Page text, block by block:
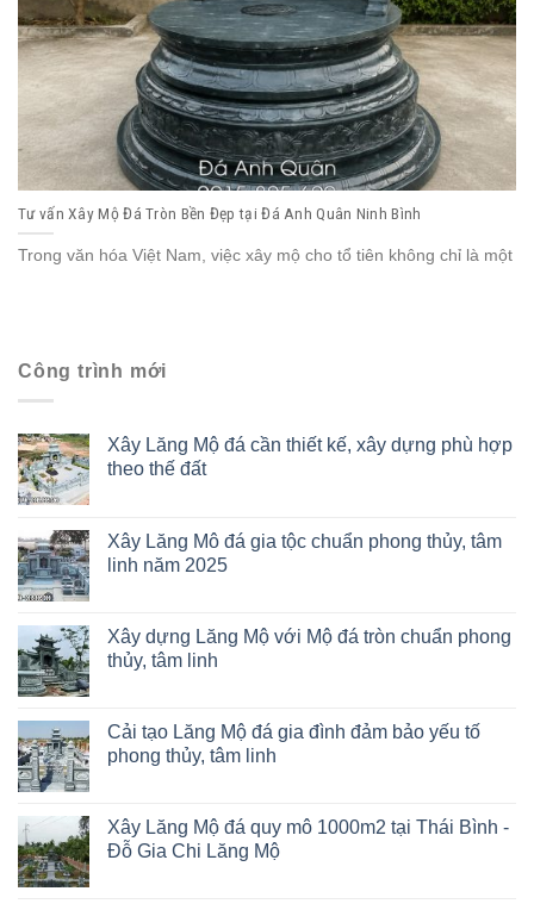
Tư vấn Xây Mộ Đá Tròn Bền Đẹp tại Đá Anh Quân Ninh Bình
Trong văn hóa Việt Nam, việc xây mộ cho tổ tiên không chỉ là một
Công trình mới
Xây Lăng Mộ đá cần thiết kế, xây dựng phù hợp
theo thế đất
Xây Lăng Mô đá gia tộc chuẩn phong thủy, tâm
linh năm 2025
Xây dựng Lăng Mộ với Mộ đá tròn chuẩn phong
thủy, tâm linh
Cải tạo Lăng Mộ đá gia đình đảm bảo yếu tố
phong thủy, tâm linh
Xây Lăng Mộ đá quy mô 1000m2 tại Thái Bình -
Đỗ Gia Chi Lăng Mộ